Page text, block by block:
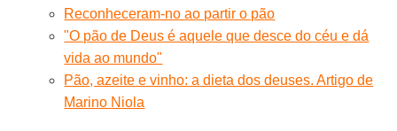
Reconheceram-no ao partir o pão
"O pão de Deus é aquele que desce do céu e dá
vida ao mundo"
Pão, azeite e vinho: a dieta dos deuses. Artigo de
Marino Niola